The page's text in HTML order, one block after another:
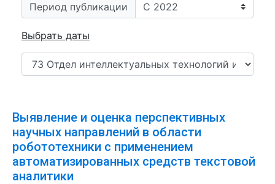
Период публикации
Выбрать даты
Выявление и оценка перспективных
научных направлений в области
робототехники с применением
автоматизированных средств текстовой
аналитики